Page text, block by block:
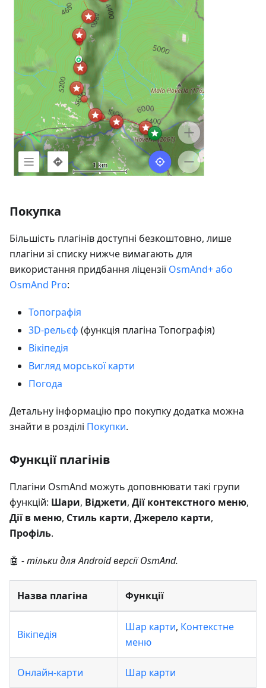
Покупка
Більшість плагінів доступні безкоштовно, лише
плагіни зі списку нижче вимагають для
використання придбання ліцензіїOsmAnd+ або
OsmAnd Pro:
Топографія
3D-рельєф (функція плагіна Топографія)
Вікіпедія
Вигляд морської карти
Погода
Детальну інформацію про покупку додатка можна
знайти в розділі Покупки.
Функції плагінів
Плагіни OsmAnd можуть доповнювати такі групи
функцій: Шари, Віджети, Дії контекстного меню,
Дії в меню, Стиль карти, Джерело карти,
Профіль.
🤖 - тільки для Android версії OsmAnd.
Назва плагіна Функції
Вікіпедія
Шар карти, Контекстне
меню
Онлайн-карти Шар карти